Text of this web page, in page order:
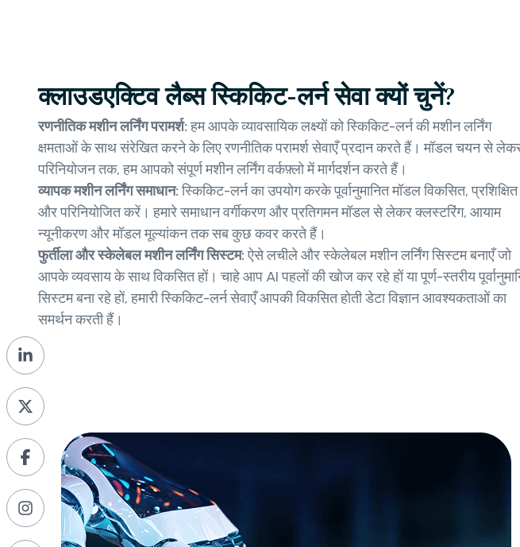
क्लाउडएक्टिव लैब्स स्किकिट-लर्न सेवा क्यों चुनें?
रणनीतिक मशीन लर्निंग परामर्श:हम आपके व्यावसायिक लक्ष्यों को स्किकिट-लर्न की मशीन लर्निंग
क्षमताओं के साथ संरेखित करने के लिए रणनीतिक परामर्श सेवाएँ प्रदान करते हैं। मॉडल चयन से
परिनियोजन तक, हम आपको संपूर्ण मशीन लर्निंग वर्कफ़्लो में मार्गदर्शन करते हैं।
व्यापक मशीन लर्निंग समाधान:स्किकिट-लर्न का उपयोग करके पूर्वानुमानित मॉडल विकसित, प्रशिक्षित
और परिनियोजित करें। हमारे समाधान वर्गीकरण और प्रतिगमन मॉडल से लेकर क्लस्टरिंग, आयाम
न्यूनीकरण और मॉडल मूल्यांकन तक सब कुछ कवर करते हैं।
फुर्तीला और स्केलेबल मशीन लर्निंग सिस्टम:ऐसे लचीले और स्केलेबल मशीन लर्निंग सिस्टम बनाएँ जो
आपके व्यवसाय के साथ विकसित हों। चाहे आप AI पहलों की खोज कर रहे हों या पूर्ण-स्तरीय
सिस्टम बना रहे हों, हमारी स्किकिट-लर्न सेवाएँ आपकी विकसित होती डेटा विज्ञान आवश्यकताओं का
समर्थन करती हैं।